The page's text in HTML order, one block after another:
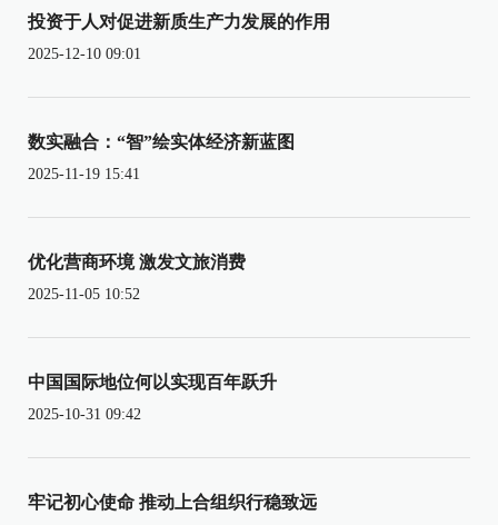
投资于人对促进新质生产力发展的作用
2025-12-10 09:01
数实融合：“智”绘实体经济新蓝图
2025-11-19 15:41
优化营商环境 激发文旅消费
2025-11-05 10:52
中国国际地位何以实现百年跃升
2025-10-31 09:42
牢记初心使命 推动上合组织行稳致远